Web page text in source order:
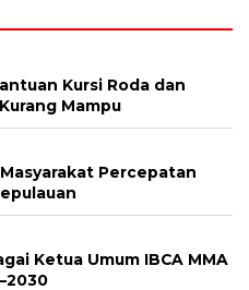
Kursi Roda dan
Mampu
Percepatan
Ketua Umum IBCA MMA